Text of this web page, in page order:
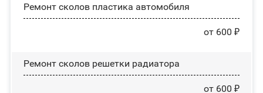
Ремонт сколов пластика автомобиля
от 600 ₽
Ремонт сколов решетки радиатора
от 600 ₽